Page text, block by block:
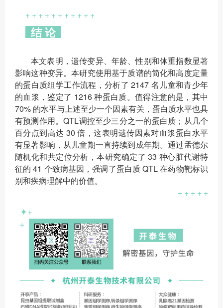
+ + + + + + + + + + +
结 论
本文表明，遗传变异、年龄、性别和体重指数显著
影响这种变异。本研究使用基于质谱的简化和高度定量
的蛋白质组学工作流程，分析了 2147 名儿童和青少年
的血浆，鉴定了 1216 种蛋白质。值得注意的是，其中
70% 的水平与上述至少一个因素有关，蛋白质水平也具
有预测作用。QTL调控至少三分之一的蛋白质；从几个
百分点到高达 30 倍，这表明遗传因素对血浆蛋白水平
有显著影响，从儿童期一直持续到成年期。通过孟德尔
随机化和共定位分析，本研究确定了 33 种心脏代谢特
征的 41 个致病基因，强调了蛋白质 QTL 在药物靶标识
别和疾病理解中的价值。
+ + + + +